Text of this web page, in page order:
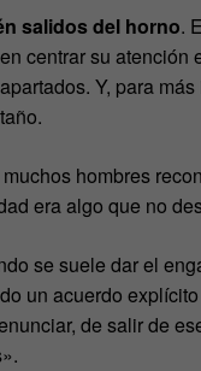
salidos del horno.
centrar su atención
Y, para
hombres
era algo que no
se suele dar el
un acuerdo
de salir de